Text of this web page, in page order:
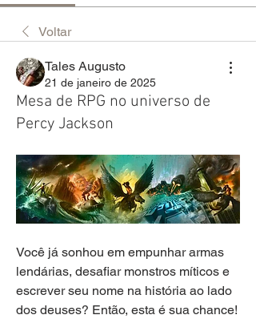
Voltar
Tales Augusto
21 de janeiro de 2025
Mesa de RPG no universo de
Percy Jackson
Você já sonhou em empunhar armas
lendárias, desafiar monstros míticos e
escrever seu nome na história ao lado
dos deuses? Então, esta é sua chance!